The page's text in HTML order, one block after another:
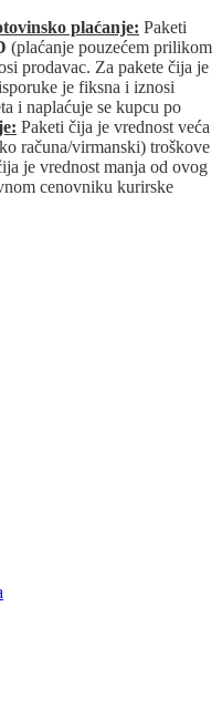
plaćanje: Paketi
(plaćanje pouzećem prilikom
prodavac. Za pakete čija je
je fiksna i iznosi
i naplaćuje se kupcu po
Paketi čija je vrednost veća
računa/virmanski) troškove
je vrednost manja od ovog
cenovniku kurirske